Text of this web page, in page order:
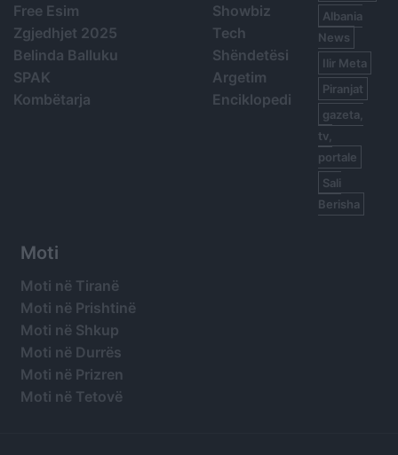
Free Esim
Zgjedhjet 2025
Belinda Balluku
SPAK
Kombëtarja
Showbiz
Tech
Shëndetësi
Argetim
Enciklopedi
Albania
News
Ilir Meta
Piranjat
gazeta,
tv,
portale
Sali
Berisha
Moti
Moti në Tiranë
Moti në Prishtinë
Moti në Shkup
Moti në Durrës
Moti në Prizren
Moti në Tetovë